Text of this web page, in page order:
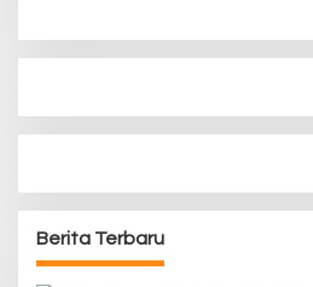
Berita Terbaru